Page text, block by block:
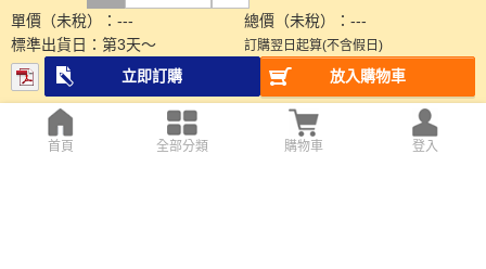
單價（未稅）： --- 總價（未稅）： ---
標準出貨日： 第3天～ 訂購翌日起算(不含假日)
立即訂購 放入購物車
首頁 全部分類 購物車 登入